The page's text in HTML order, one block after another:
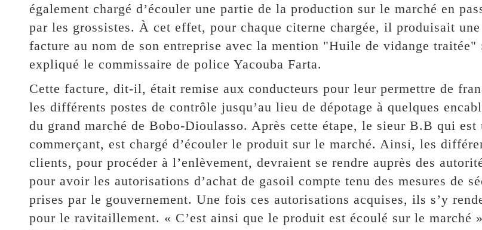
également chargé d’écouler une partie de la production sur le marché en
par les grossistes. À cet effet, pour chaque citerne chargée, il produisait une
facture au nom de son entreprise avec la mention "Huile de vidange traitée"
expliqué le commissaire de police Yacouba Farta.
Cette facture, dit-il, était remise aux conducteurs pour leur permettre de
les différents postes de contrôle jusqu’au lieu de dépotage à quelques
du grand marché de Bobo-Dioulasso. Après cette étape, le sieur B.B qui est
commerçant, est chargé d’écouler le produit sur le marché. Ainsi, les
clients, pour procéder à l’enlèvement, devraient se rendre auprès des
pour avoir les autorisations d’achat de gasoil compte tenu des mesures de
prises par le gouvernement. Une fois ces autorisations acquises, ils s’y
pour le ravitaillement. « C’est ainsi que le produit est écoulé sur le marché